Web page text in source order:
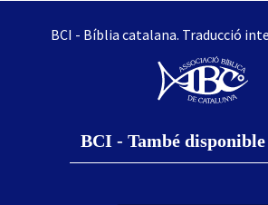
BCI - Bíblia catalana. Traducció
BCI - També disponible